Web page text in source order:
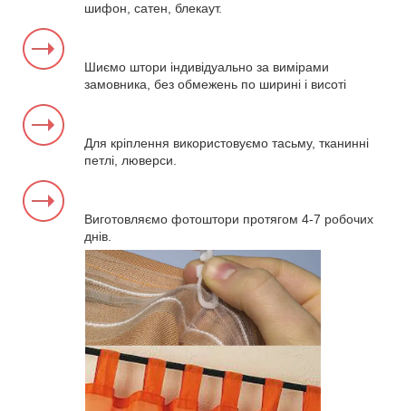
шифон, сатен, блекаут.
Шиємо штори індивідуально за вимірами
замовника, без обмежень по ширині і висоті
Для кріплення використовуємо тасьму, тканинні
петлі, люверси.
Виготовляємо фотоштори протягом 4-7 робочих
днів.